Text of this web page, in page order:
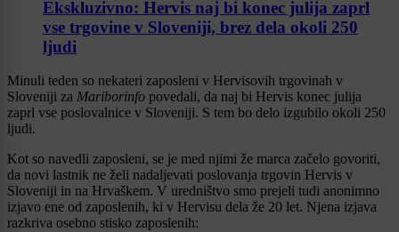
Ekskluzivno: Hervis naj bi konec julija zaprl
vse trgovine v Sloveniji, brez dela okoli 250
ljudi
Minuli teden so nekateri zaposleni v Hervisovih trgovinah v
Sloveniji za Mariborinfo povedali, da naj bi Hervis konec julija
zaprl vse poslovalnice v Sloveniji. S tem bo delo izgubilo okoli 250
ljudi.
Kot so navedli zaposleni, se je med njimi že marca začelo govoriti,
da novi lastnik ne želi nadaljevati poslovanja trgovin Hervis v
Sloveniji in na Hrvaškem. V uredništvo smo prejeli tudi anonimno
izjavo ene od zaposlenih, ki v Hervisu dela že 20 let. Njena izjava
razkriva osebno stisko zaposlenih: